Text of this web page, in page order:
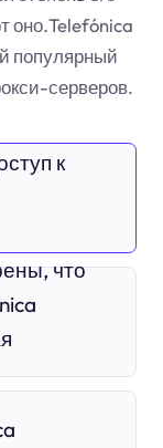
оно.Telefónica
популярный
серверов.
к
что